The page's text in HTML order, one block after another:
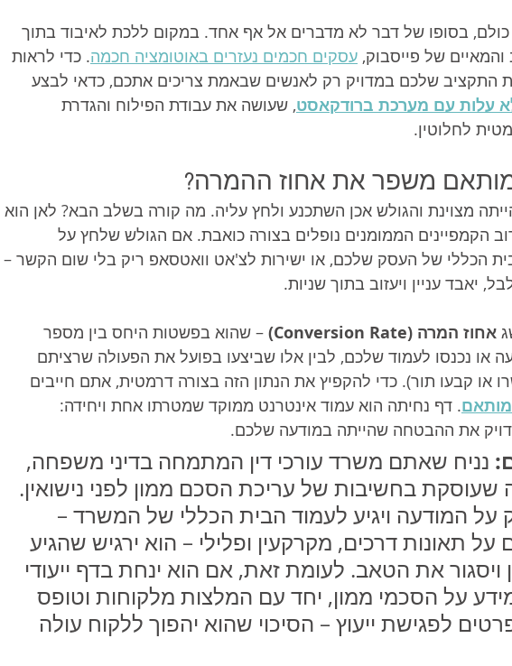
בסופו של דבר לא מדברים אל אף אחד. במקום ללכת לאיבוד בתוך
של פייסבוק, עסקים חכמים נעזרים באוטומציה חכמה. כדי לראות
התקציב שלכם במדויק רק לאנשים שבאמת צריכים אתכם, כדאי לבצע
עלות עם מערכת ברודקאסט, שעושה את עבודת הפילוח והגדרת
לחלוטין.
משפר את אחוז ההמרה?
מצוינת והגולש אכן השתכנע ולחץ עליה. מה קורה בשלב הבא? לאן הוא
הקמפיינים הממומנים נופלים בצורה כואבת. אם הגולש שלחץ על
הכללי של העסק שלכם, או ישירות לצ'אט וואטסאפ ריק בלי שום הקשר –
יאבד עניין ויעזוב בתוך שניות.
אחוז המרה (Conversion Rate)
– שהוא בפשטות היחס בין מספר
או נכנסו לעמוד שלכם, לבין אלו שביצעו בפועל את הפעולה שרציתם
או קבעו תור). כדי להקפיץ את הנתון הזה בצורה דרמטית, אתם חייבים
. דף נחיתה הוא עמוד אינטרנט ממוקד שמטרתו אחת ויחידה:
את ההבטחה שהייתה במודעה שלכם.
נניח שאתם משרד עורכי דין המתמחה בדיני משפחה,
שעוסקת בחשיבות של עריכת הסכם ממון לפני נישואין.
על המודעה ויגיע לעמוד הבית הכללי של המשרד –
תאונות דרכים, מקרקעין ופלילי – הוא ירגיש שהגיע
ויסגור את הטאב. לעומת זאת, אם הוא ינחת בדף ייעודי
על הסכמי ממון, יחד עם המלצות מלקוחות וטופס
לפגישת ייעוץ – הסיכוי שהוא יהפוך ללקוח עולה